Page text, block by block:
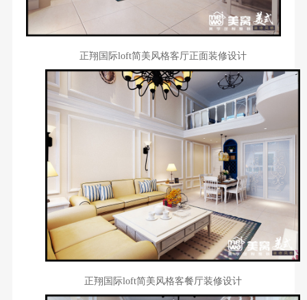
正翔国际loft简美风格客厅正面装修设计
正翔国际loft简美风格客餐厅装修设计